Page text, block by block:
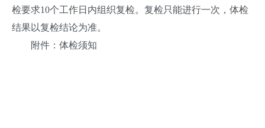
检要求10个工作日内组织复检。复检只能进行一次，体检
结果以复检结论为准。
附件：体检须知